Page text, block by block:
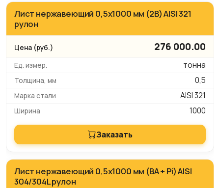
Лист нержавеющий 0,5х1000 мм (2B) AISI 321
рулон
276 000.00
тонна
0,5
AISI 321
1000
Заказать
Лист нержавеющий 0,5х1000 мм (BA + Pi) AISI
304/304L рулон